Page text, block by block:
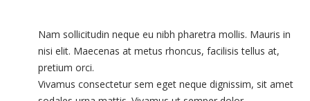
Nam sollicitudin neque eu nibh pharetra mollis. Mauris in
nisi elit. Maecenas at metus rhoncus, facilisis tellus at,
pretium orci.
Vivamus consectetur sem eget neque dignissim, sit amet